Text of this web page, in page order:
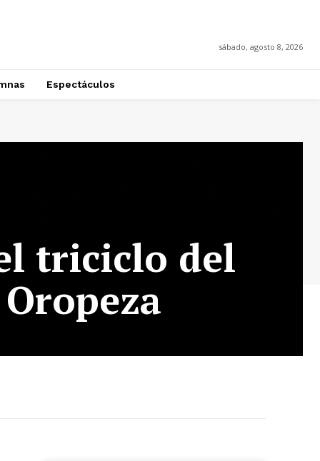
sábado, agosto 8, 2026
Espectáculos
triciclo del